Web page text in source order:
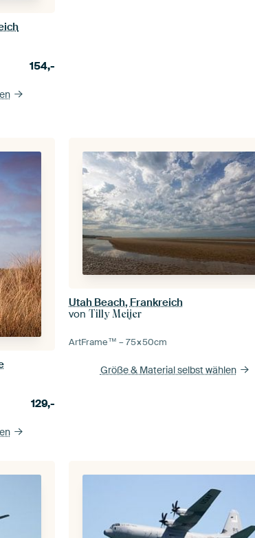
154,-
129,-
Utah Beach, Frankreich
vonTilly Meijer
ArtFrame™ –75×50cm
Größe & Material selbst wählen